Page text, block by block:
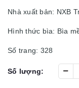
Nhà xuất bản: NXB
Hình thức bìa: Bìa
Số trang: 328
Số lượng: